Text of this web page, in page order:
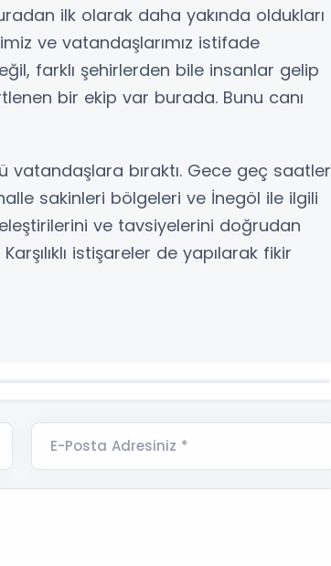
ilk olarak daha yakında oldukları
ve vatandaşlarımız istifade
farklı şehirlerden bile insanlar gelip
bir ekip var burada. Bunu canı
vatandaşlara bıraktı. Gece geç saatler
sakinleri bölgeleri ve İnegöl ile ilgili
ve tavsiyelerini doğrudan
istişareler de yapılarak fikir
E-Posta Adresiniz *